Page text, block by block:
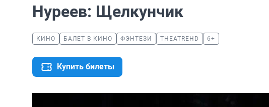
Нуреев: Щелкунчик
КИНО БАЛЕТ В КИНО ФЭНТЕЗИ THEATREHD 6+
Купить билеты